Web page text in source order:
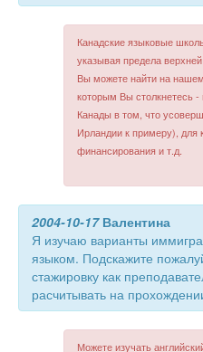
Канадские языковые
указывая предела
Вы можете найти на
которым Вы столкнетесь
Канады в том, что
Ирландии к примеру), для
финансирования и т.д.
2004-10-17Валентина
Я изучаю варианты
языком. Подскажите
стажировку как
расчитывать на
Можете изучать